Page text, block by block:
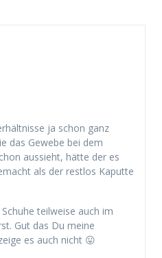
ja schon ganz
das Gewebe bei dem
aussieht, hätte der es
als der restlos Kaputte
teilweise auch im
Gut das Du meine
es auch nicht 😛